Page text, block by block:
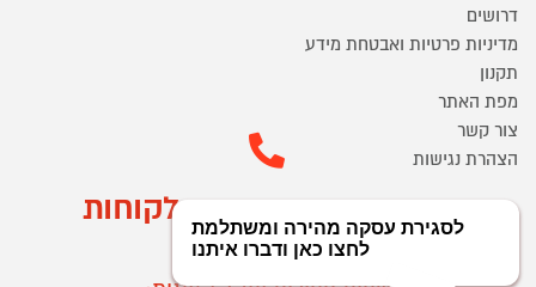
דרושים
מדיניות פרטיות ואבטחת מידע
תקנון
מפת האתר
צור קשר
הצהרת נגישות
מוקד הזמנות ושירות לקוחות
03-9545370